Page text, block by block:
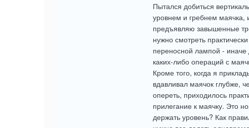
Пытался добиться
уровнем и гребнем маячка,
предъявляю завышенные
нужно смотреть
переносной лампой -
каких-либо операций с
Кроме того, когда я
вдавливал маячок глубже,
опереть, приходилось
прилегание к маячку. Это
держать уровень? Как